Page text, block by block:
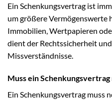
Ein Schenkungsvertrag ist
um größere Vermögenswerte
Immobilien, Wertpapieren
dient der Rechtssicherheit
Missverständnisse.
Muss ein
Ein Schenkungsvertrag muss